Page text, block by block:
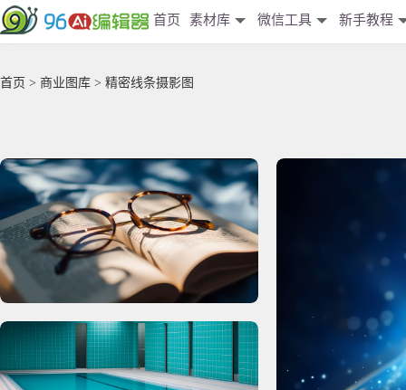
首页 素材库 微信工具 新手教程
首页 > 商业图库 > 精密线条摄影图